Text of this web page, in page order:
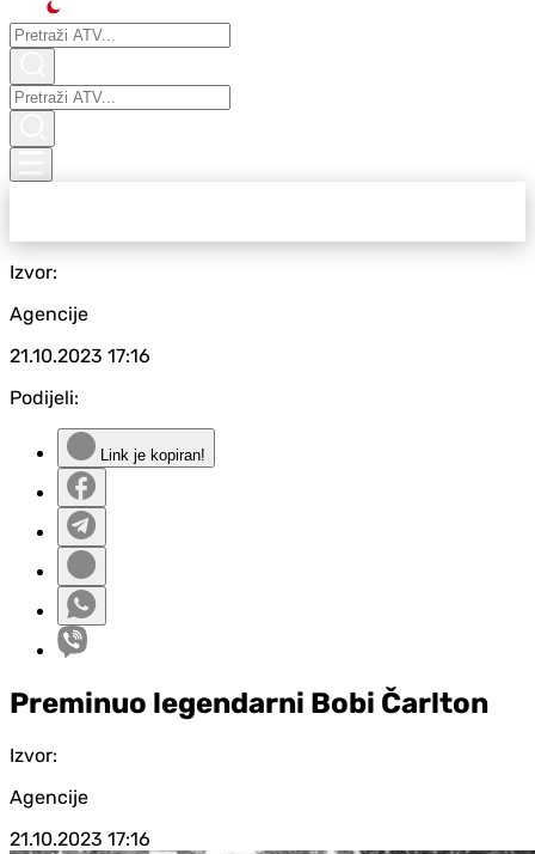
Izvor:
Agencije
21.10.2023 17:16
Podijeli:
Link je kopiran!
Preminuo legendarni Bobi Čarlton
Izvor:
Agencije
21.10.2023 17:16